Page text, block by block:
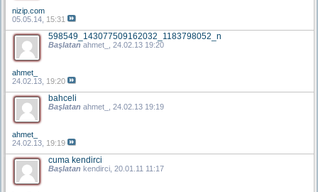
nizip.com
05.05.14, 15:31
598549_143077509162032_1183798052_n
Başlatan ahmet_ , 24.02.13 19:20
ahmet_
24.02.13, 19:20
bahceli
Başlatan ahmet_ , 24.02.13 19:19
ahmet_
24.02.13, 19:19
cuma kendirci
Başlatan kendirci, 20.01.11 11:17